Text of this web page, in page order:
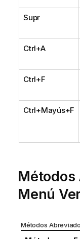
Supr
Ctrl+A
Ctrl+F
Ctrl+Mayús+F
Métodos
Menú
Métodos